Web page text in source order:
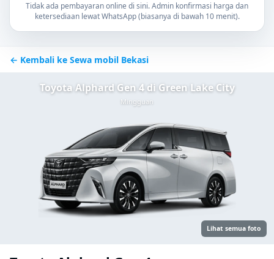
Tidak ada pembayaran online di sini. Admin konfirmasi harga dan
ketersediaan lewat WhatsApp (biasanya di bawah 10 menit).
← Kembali ke Sewa mobil Bekasi
Toyota Alphard Gen 4 di Green Lake City
Mingguan
Lihat semua foto